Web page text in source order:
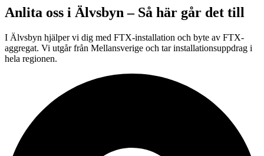
Anlita oss i Älvsbyn – Så här går det till
I Älvsbyn hjälper vi dig med FTX-installation och byte av FTX-
aggregat. Vi utgår från Mellansverige och tar installationsuppdrag i
hela regionen.